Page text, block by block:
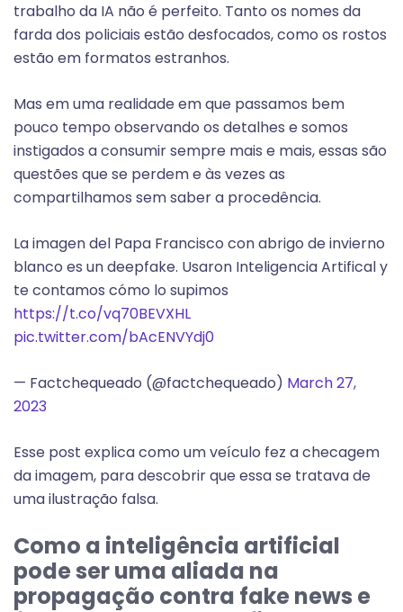
trabalho da IA não é perfeito. Tanto os nomes da
farda dos policiais estão desfocados, como os rostos
estão em formatos estranhos.
Mas em uma realidade em que passamos bem
pouco tempo observando os detalhes e somos
instigados a consumir sempre mais e mais, essas são
questões que se perdem e às vezes as
compartilhamos sem saber a procedência.
La imagen del Papa Francisco con abrigo de invierno
blanco es un deepfake. Usaron Inteligencia Artifical y
te contamos cómo lo supimos
https://t.co/vq70BEVXHL
pic.twitter.com/bAcENVYdj0
— Factchequeado (@factchequeado) March 27,
2023
Esse post explica como um veículo fez a checagem
da imagem, para descobrir que essa se tratava de
uma ilustração falsa.
Como a inteligência artificial
pode ser uma aliada na
propagação contra fake news e